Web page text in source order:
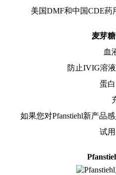
美国DMF和中国CDE药
麦芽
血
防止IVIG溶
蛋
如果您对Pfanstiehl新产品
试用
P